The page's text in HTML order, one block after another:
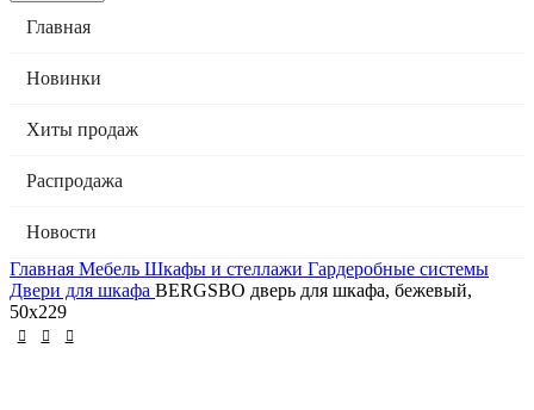
Главная
Новинки
Хиты продаж
Распродажа
Новости
Главная Мебель Шкафы и стеллажи Гардеробные системы
Двери для шкафа BERGSBO дверь для шкафа, бежевый,
50х229